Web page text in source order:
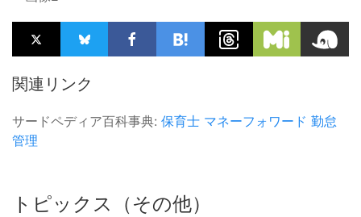
関連リンク
サードペディア百科事典: 保育士 マネーフォワード 勤怠
管理
トピックス（その他）